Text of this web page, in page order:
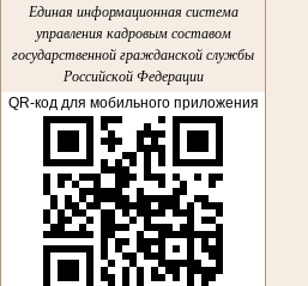
Единая информационная система
управления кадровым составом
государственной гражданской службы
Российской Федерации
QR-код для мобильного приложения